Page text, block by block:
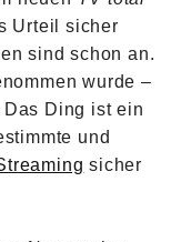
Urteil sicher
sind schon an.
wurde –
Ding ist ein
und
sicher